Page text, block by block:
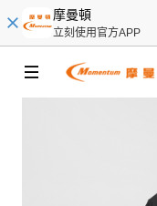
摩曼頓
立刻使用官方APP